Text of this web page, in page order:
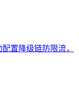
置降级链防限流，